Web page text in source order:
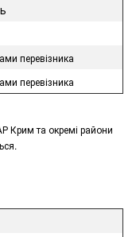
перевізника
перевізника
Крим та окремі райони